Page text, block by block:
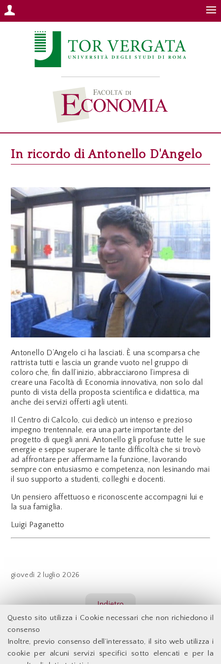
Questo sito utilizza i Cookie necessari che non richiedono il
consenso
Inoltre, previo consenso dell’interessato, il sito web utilizza i
cookie per alcuni servizi specifici sotto elencati e per la
In ricordo di Antonello D'Angelo
Antonello D’Angelo ci ha lasciati. È una scomparsa che
rattrista tutti e lascia un grande vuoto nel gruppo di
coloro che, fin dall’inizio, abbracciarono l’impresa di
creare una Facoltà di Economia innovativa, non solo dal
punto di vista della proposta scientifica e didattica, ma
anche dei servizi offerti agli utenti.
Il Centro di Calcolo, cui dedicò un intenso e prezioso
impegno trentennale, era una parte importante del
progetto di quegli anni. Antonello gli profuse tutte le sue
energie e seppe superare le tante difficoltà che si trovò
ad affrontare per affermarne la funzione, lavorando
sempre con entusiasmo e competenza, non lesinando mai
il suo supporto a studenti, colleghi e docenti.
Un pensiero affettuoso e riconoscente accompagni lui e
la sua famiglia.
Luigi Paganetto
giovedì 2 luglio 2026
Indietro
Facoltà di Economia - Università degli Studi di Roma